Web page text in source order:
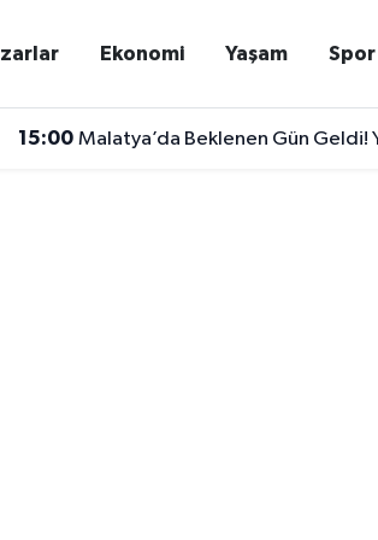
Ekonomi Yaşam Spor
15:00 Malatya’da Beklenen Gün Geldi!